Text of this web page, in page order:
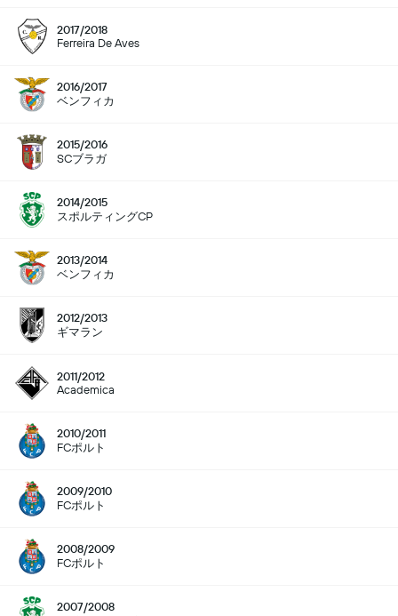
2017/2018
Ferreira De Aves
2016/2017
ベンフィカ
2015/2016
SCブラガ
2014/2015
スポルティングCP
2013/2014
ベンフィカ
2012/2013
ギマラン
2011/2012
Academica
2010/2011
FCポルト
2009/2010
FCポルト
2008/2009
FCポルト
2007/2008